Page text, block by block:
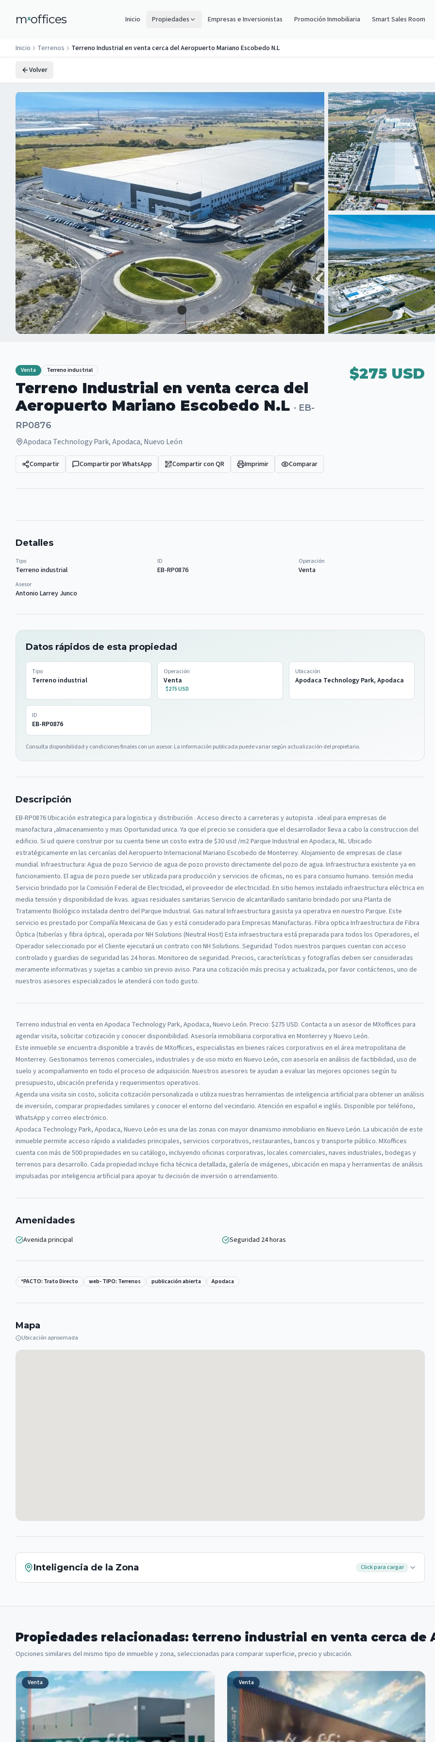
mxoffices Inicio Propiedades Empresas e Inversionistas Promoción Inmobiliaria Smart Sales Room
Inicio Terrenos Terreno Industrial en venta cerca del Aeropuerto Mariano Escobedo N.L
Volver
Venta Terreno industrial
Terreno Industrial en venta cerca del
Aeropuerto Mariano Escobedo N.L · EB-
RP0876
Apodaca Technology Park, Apodaca, Nuevo León
$275 USD
Compartir Compartir por WhatsApp Compartir con QR Imprimir Comparar
Detalles
Tipo
Terreno industrial
ID
EB-RP0876
Operación
Venta
Asesor
Antonio Larrey Junco
Datos rápidos de esta propiedad
Tipo
Terreno industrial
Operación
Venta
$275 USD
Ubicación
Apodaca Technology Park, Apodaca
ID
EB-RP0876
Consulta disponibilidad y condiciones finales con un asesor. La información publicada puede variar según actualización del propietario.
Descripción
EB-RP0876 Ubicación estrategica para logistica y distribución . Acceso directo a carreteras y autopista . ideal para empresas de
manofactura ,almacenamiento y mas Oportunidad unica. Ya que el precio se considera que el desarrollador lleva a cabo la construccion del
edificio. Si ud quiere construir por su cuenta tiene un costo extra de $30 usd /m2 Parque Industrial en Apodaca, NL. Ubicado
estratégicamente en las cercanías del Aeropuerto Internacional Mariano Escobedo de Monterrey. Alojamiento de empresas de clase
mundial. Infraestructura: Agua de pozo Servicio de agua de pozo provisto directamente del pozo de agua. Infraestructura existente ya en
funcionamiento. El agua de pozo puede ser utilizada para producción y servicios de oficinas, no es para consumo humano. tensión media
Servicio brindado por la Comisión Federal de Electricidad, el proveedor de electricidad. En sitio hemos instalado infraestructura eléctrica en
media tensión y disponibilidad de kvas. aguas residuales sanitarias Servicio de alcantarillado sanitario brindado por una Planta de
Tratamiento Biológico instalada dentro del Parque Industrial. Gas natural Infraestructura gasista ya operativa en nuestro Parque. Este
servicio es prestado por Compañía Mexicana de Gas y está considerado para Empresas Manufacturas. Fibra optica Infraestructura de Fibra
Óptica (tuberías y fibra óptica), operada por NH Solutions (Neutral Host) Esta infraestructura está preparada para todos los Operadores, el
Operador seleccionado por el Cliente ejecutará un contrato con NH Solutions. Seguridad Todos nuestros parques cuentan con acceso
controlado y guardias de seguridad las 24 horas. Monitoreo de seguridad. Precios, características y fotografías deben ser consideradas
meramente informativas y sujetas a cambio sin previo aviso. Para una cotización más precisa y actualizada, por favor contáctenos, uno de
nuestros asesores especializados le atenderá con todo gusto.
Terreno industrialen venta en Apodaca Technology Park, Apodaca, Nuevo León. Precio: $275 USD. Contacta a un asesor de MXoffices para
agendar visita, solicitar cotización y conocer disponibilidad. Asesoría inmobiliaria corporativa en Monterrey y Nuevo León.
Este inmueble se encuentra disponible a través de MXoffices, especialistas en bienes raíces corporativos en el área metropolitana de
Monterrey. Gestionamos terrenos comerciales, industriales y de uso mixto en Nuevo León, con asesoría en análisis de factibilidad, uso de
suelo y acompañamiento en todo el proceso de adquisición. Nuestros asesores te ayudan a evaluar las mejores opciones según tu
presupuesto, ubicación preferida y requerimientos operativos.
Agenda una visita sin costo, solicita cotización personalizada o utiliza nuestras herramientas de inteligencia artificial para obtener un análisis
de inversión, comparar propiedades similares y conocer el entorno del vecindario. Atención en español e inglés. Disponible por teléfono,
WhatsApp y correo electrónico.
Apodaca Technology Park, Apodaca, Nuevo León es una de las zonas con mayor dinamismo inmobiliario en Nuevo León. La ubicación de este
inmueble permite acceso rápido a vialidades principales, servicios corporativos, restaurantes, bancos y transporte público. MXoffices
cuenta con más de 500 propiedades en su catálogo, incluyendo oficinas corporativas, locales comerciales, naves industriales, bodegas y
terrenos para desarrollo. Cada propiedad incluye ficha técnica detallada, galería de imágenes, ubicación en mapa y herramientas de análisis
impulsadas por inteligencia artificial para apoyar tu decisión de inversión o arrendamiento.
Amenidades
Avenida principal Seguridad 24 horas
*PACTO: Trato Directo web- TIPO: Terrenos publicación abierta Apodaca
Mapa
Ubicación aproximada
Inteligencia de la Zona Click para cargar
Propiedades relacionadas: terreno industrial en venta cerca de
Opciones similares del mismo tipo de inmueble y zona, seleccionadas para comparar superficie, precio y ubicación.
Venta Venta